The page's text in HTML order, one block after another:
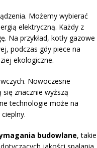
Możemy wybierać
elektryczną. Każdy z
Na przykład, kotły gazowe
podczas gdy piece na
ekologiczne.
Nowoczesne
znacznie wyższą
technologie może na
budowlane, takie